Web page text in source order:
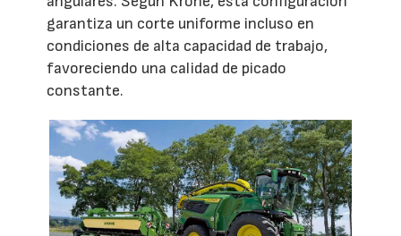
garantiza un corte uniforme incluso en
condiciones de alta capacidad de trabajo,
favoreciendo una calidad de picado
constante.